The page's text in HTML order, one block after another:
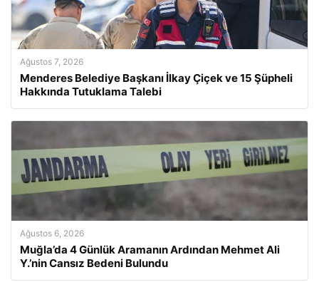
Ağustos 7, 2026
Menderes Belediye Başkanı İlkay Çiçek ve 15 Şüpheli
Hakkında Tutuklama Talebi
Ağustos 6, 2026
Muğla’da 4 Günlük Aramanın Ardından Mehmet Ali
Y.’nin Cansız Bedeni Bulundu